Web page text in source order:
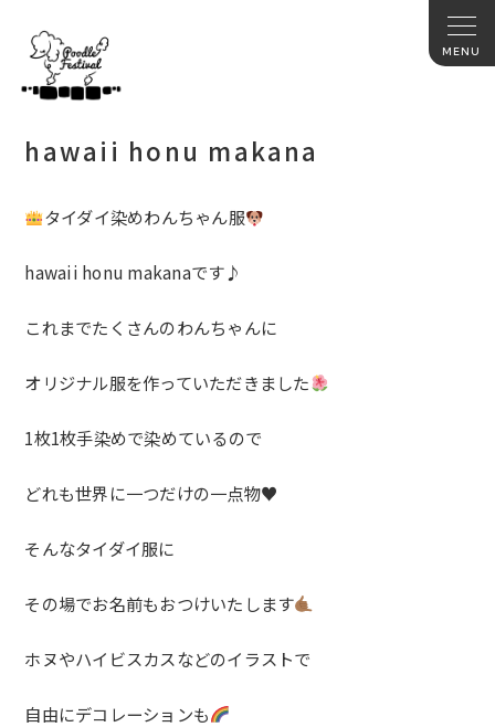
hawaii honu makana
タイダイ染めわんちゃん服
hawaii honu makanaです♪
これまでたくさんのわんちゃんに
オリジナル服を作っていただきました
1枚1枚手染めで染めているので
どれも世界に一つだけの一点物♥
そんなタイダイ服に
その場でお名前もおつけいたします
ホヌやハイビスカスなどのイラストで
自由にデコレーションも